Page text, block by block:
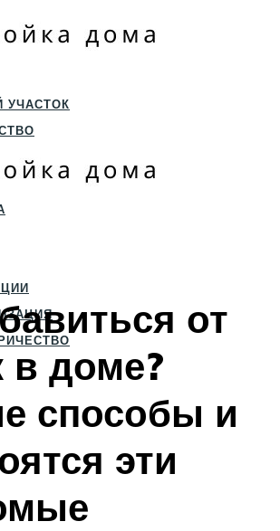
УЧАСТОК
И ЦОКОЛЬ
И СТЕНЫ
от
в доме?
способы и
эти